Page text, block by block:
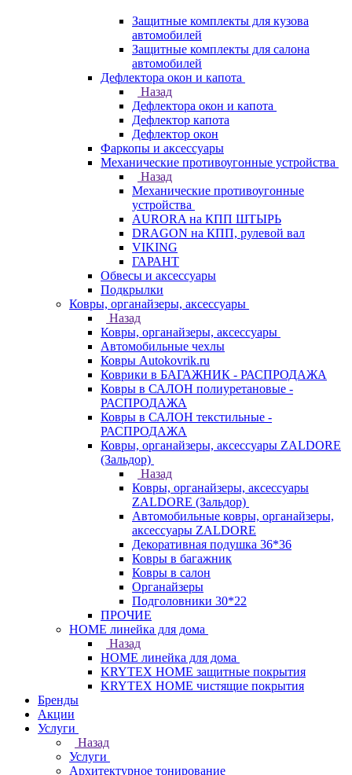
Защитные комплекты для кузова
автомобилей
Защитные комплекты для салона
автомобилей
Дефлектора окон и капота
Назад
Дефлектора окон и капота
Дефлектор капота
Дефлектор окон
Фаркопы и аксессуары
Механические противоугонные устройства
Назад
Механические противоугонные
устройства
AURORA на КПП ШТЫРЬ
DRAGON на КПП, рулевой вал
VIKING
ГАРАНТ
Обвесы и аксессуары
Подкрылки
Ковры, органайзеры, аксессуары
Назад
Ковры, органайзеры, аксессуары
Автомобильные чехлы
Ковры Autokovrik.ru
Коврики в БАГАЖНИК - РАСПРОДАЖА
Ковры в САЛОН полиуретановые -
РАСПРОДАЖА
Ковры в САЛОН текстильные -
РАСПРОДАЖА
Ковры, органайзеры, аксессуары ZALDORE
(Зальдор)
Назад
Ковры, органайзеры, аксессуары
ZALDORE (Зальдор)
Автомобильные ковры, органайзеры,
аксессуары ZALDORE
Декоративная подушка 36*36
Ковры в багажник
Ковры в салон
Органайзеры
Подголовники 30*22
ПРОЧИЕ
HOME линейка для дома
Назад
HOME линейка для дома
KRYTEX HOME защитные покрытия
KRYTEX HOME чистящие покрытия
Бренды
Акции
Услуги
Назад
Услуги
Архитектурное тонирование